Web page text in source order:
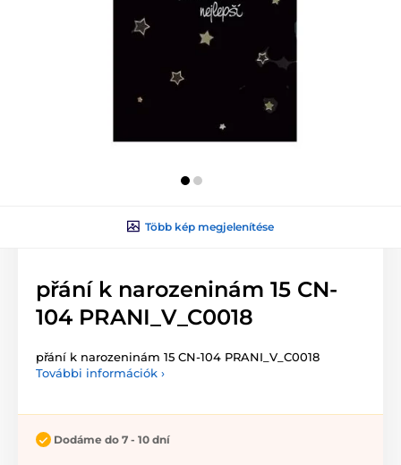
Több kép megjelenítése
přání k narozeninám 15 CN-
104 PRANI_V_C0018
přání k narozeninám 15 CN-104 PRANI_V_C0018
További információk ›
Dodáme do 7 - 10 dní